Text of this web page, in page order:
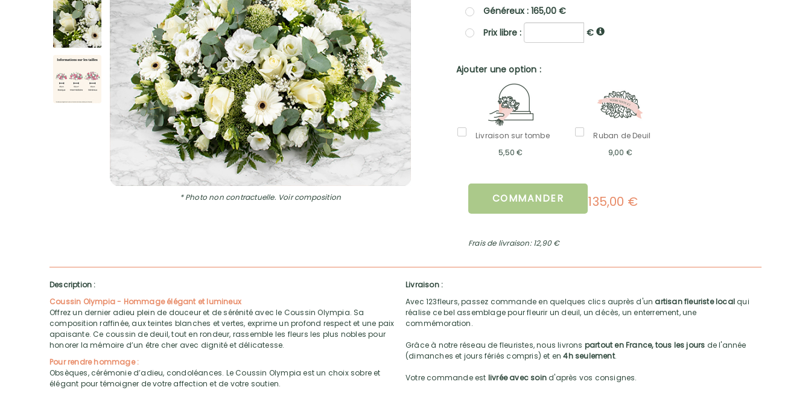
* Photo non contractuelle. Voir composition
Généreux : 165,00 €
Prix libre :
€
Ajouter une option :
Livraison sur tombe
5,50 €
Ruban de Deuil
9,00 €
COMMANDER 135,00 €
Frais de livraison: 12,90 €
Description :
Coussin Olympia - Hommage élégant et lumineux
Offrez un dernier adieu plein de douceur et de sérénité avec le Coussin Olympia. Sa
composition raffinée, aux teintes blanches et vertes, exprime un profond respect et une paix
apaisante. Ce coussin de deuil, tout en rondeur, rassemble les fleurs les plus nobles pour
honorer la mémoire d’un être cher avec dignité et délicatesse.
Pour rendre hommage :
Obsèques, cérémonie d’adieu, condoléances. Le Coussin Olympia est un choix sobre et
élégant pour témoigner de votre affection et de votre soutien.
Livraison :
Avec 123fleurs, passez commande en quelques clics auprès d'un artisan fleuriste localqui
réalise ce bel assemblage pour fleurir un deuil, un décès, un enterrement, une
commémoration.
Grâce à notre réseau de fleuristes, nous livrons partout en France, tous les jours de l'année
(dimanches et jours fériés compris) et en4h seulement.
Votre commande est livrée avec soind'après vos consignes.